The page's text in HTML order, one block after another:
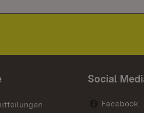
Social
Facebook